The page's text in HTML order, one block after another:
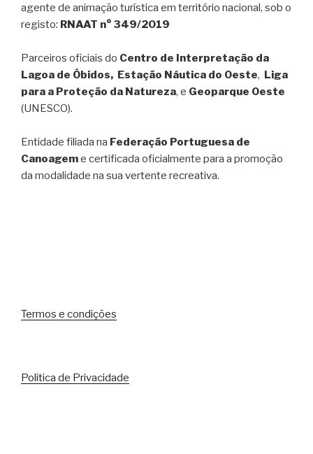
agente de animação turística em território nacional, sob o
registo: RNAAT n° 349/2019
Parceiros oficiais do Centro de Interpretação da
Lagoa de Óbidos, Estação Náutica do Oeste, Liga
para a Proteção da Natureza, e Geoparque Oeste
(UNESCO).
Entidade filiada na Federação Portuguesa de
Canoageme certificada oficialmente para a promoção
da modalidade na sua vertente recreativa.
Termos e condições
Politica de Privacidade